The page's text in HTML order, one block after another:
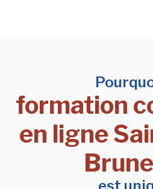
formation
en ligne